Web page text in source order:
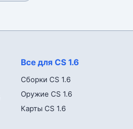
Все для CS 1.6
Сборки CS 1.6
Оружие CS 1.6
Карты CS 1.6